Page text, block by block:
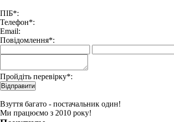
ПІБ*:
Телефон*:
Email:
Повідомлення*:
Пройдіть перевірку*:
Відправити
Взуття багато - постачальник один!
Ми працюємо з 2010 року!